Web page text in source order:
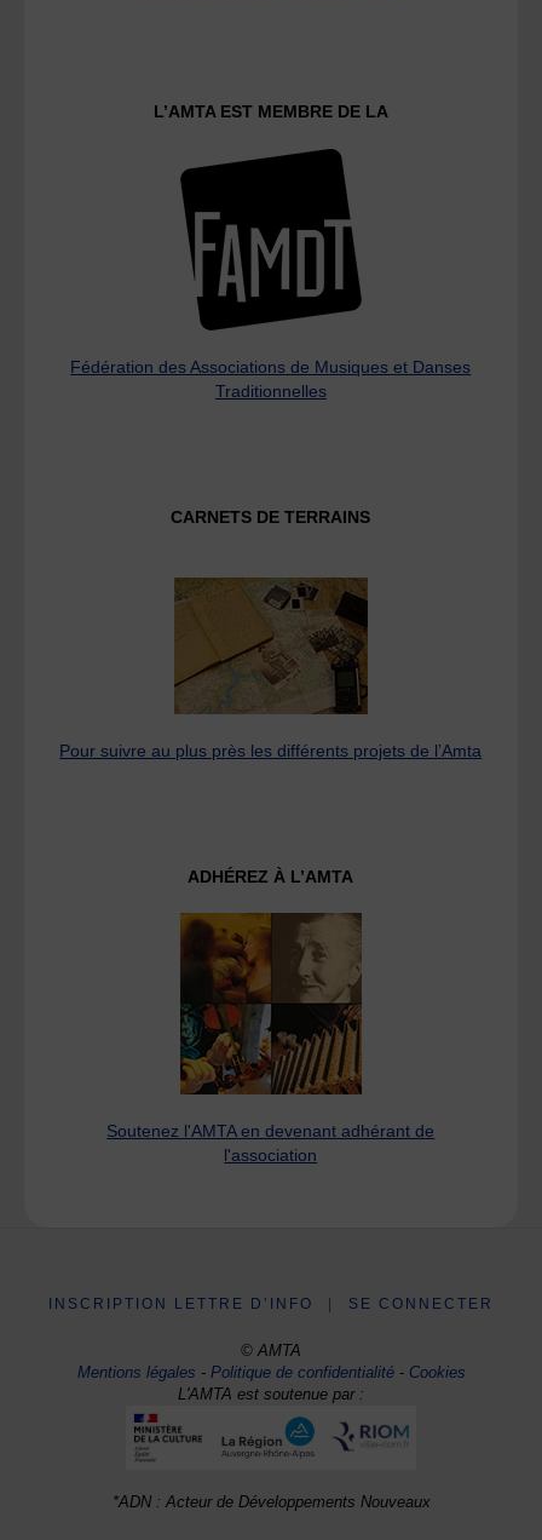
L’AMTA EST MEMBRE DE LA
Fédération des Associations de Musiques et Danses
Traditionnelles
CARNETS DE TERRAINS
Pour suivre au plus près les différents projets de l’Amta
ADHÉREZ À L’AMTA
Soutenez l'AMTA en devenant adhérant de
l'association
INSCRIPTION LETTRE D’INFO SE CONNECTER
© AMTA
Mentions légales -Politique de confidentialité- Cookies
L'AMTA est soutenue par :
*ADN : Acteur de Développements Nouveaux